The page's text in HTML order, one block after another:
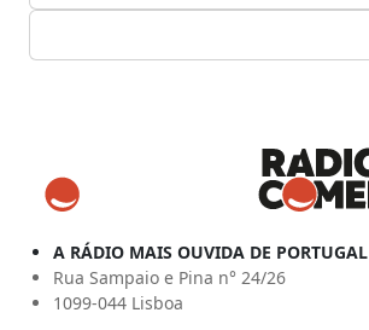
A RÁDIO MAIS OUVIDA DE PORTUGAL
Rua Sampaio e Pina n° 24/26
1099-044 Lisboa